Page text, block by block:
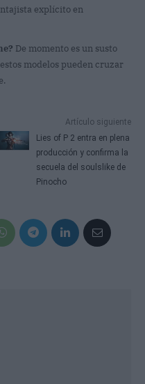
explícito en
De momento es un susto
modelos pueden cruzar
Artículo siguiente
Lies of P 2 entra en plena
producción y confirma la
secuela del soulslike de
Pinocho